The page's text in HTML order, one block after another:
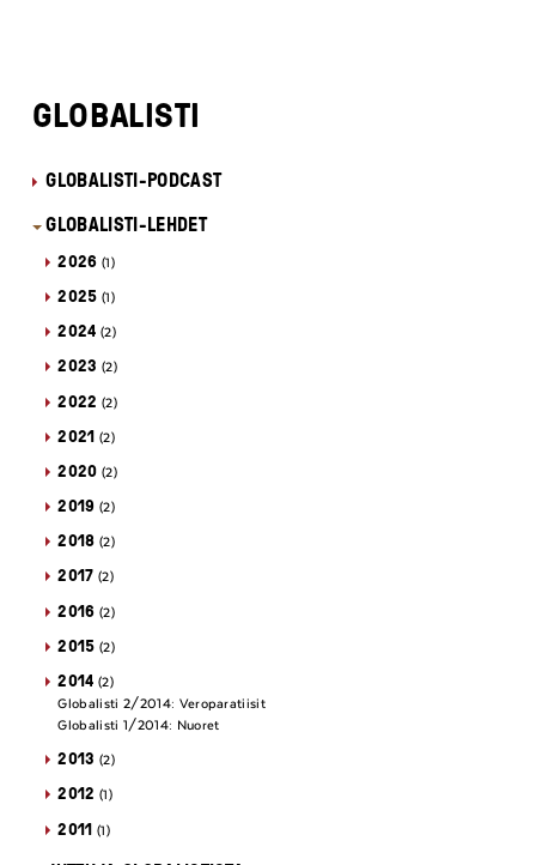
GLOBALISTI
GLOBALISTI-PODCAST
GLOBALISTI-LEHDET
2026 (1)
2025 (1)
2024 (2)
2023 (2)
2022 (2)
2021 (2)
2020 (2)
2019 (2)
2018 (2)
2017 (2)
2016 (2)
2015 (2)
2014 (2)
Globalisti 2/2014: Veroparatiisit
Globalisti 1/2014: Nuoret
2013 (2)
2012 (1)
2011 (1)